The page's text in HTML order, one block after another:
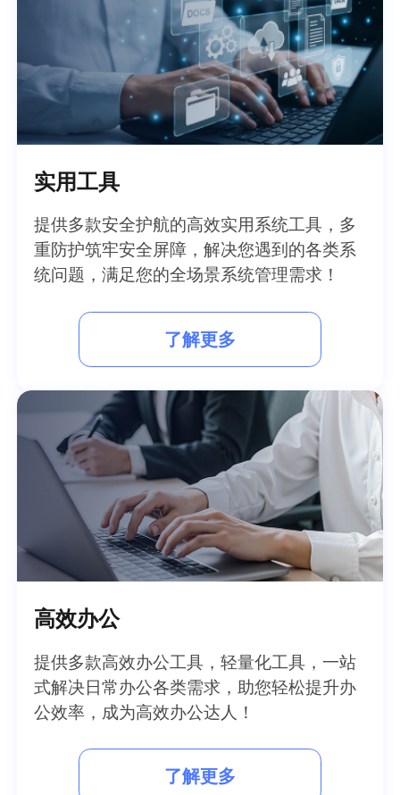
实用工具
提供多款安全护航的高效实用系统工具，多
重防护筑牢安全屏障，解决您遇到的各类系
统问题，满足您的全场景系统管理需求！
了解更多
高效办公
提供多款高效办公工具，轻量化工具，一站
式解决日常办公各类需求，助您轻松提升办
公效率，成为高效办公达人！
了解更多